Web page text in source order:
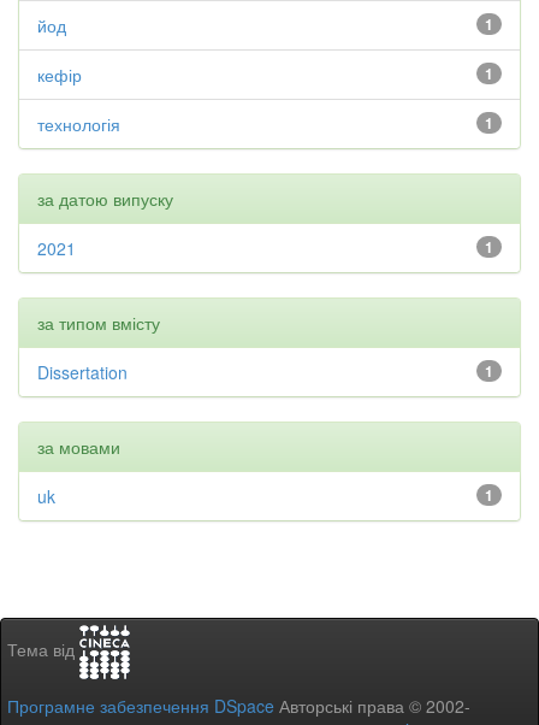
1
йод
1
кефір
1
технологія
за датою випуску
1
2021
за типом вмісту
1
Dissertation
за мовами
1
uk
Тема від
Програмне забезпечення DSpace Авторські права © 2002-